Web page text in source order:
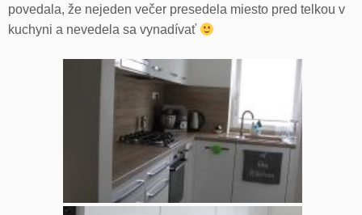
povedala, že nejeden večer presedela miesto pred telkou v
kuchyni a nevedela sa vynadívať